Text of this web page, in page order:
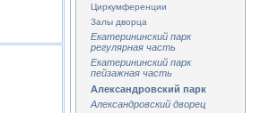
Циркумференции
Залы дворца
Екатерининский парк
регулярная часть
Екатерининский парк
пейзажная часть
Александровский парк
Александровский дворец